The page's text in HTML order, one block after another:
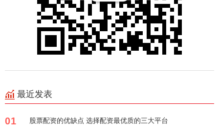
最近发表
01 股票配资的优缺点 选择配资最优质的三大平台